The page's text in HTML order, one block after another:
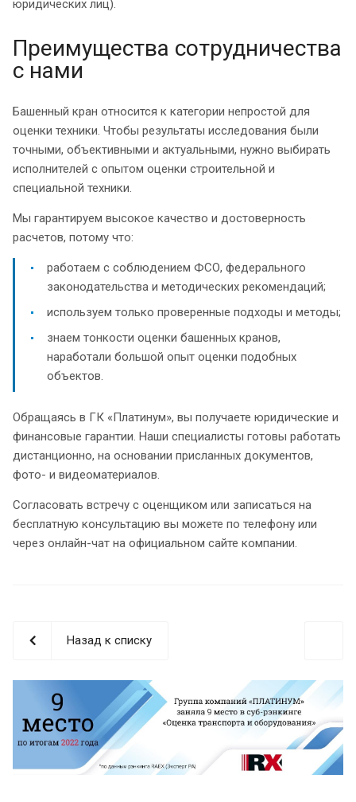
юридических лиц).
Преимущества сотрудничества
с нами
Башенный кран относится к категории непростой для
оценки техники. Чтобы результаты исследования были
точными, объективными и актуальными, нужно выбирать
исполнителей с опытом оценки строительной и
специальной техники.
Мы гарантируем высокое качество и достоверность
расчетов, потому что:
работаем с соблюдением ФСО, федерального
законодательства и методических рекомендаций;
используем только проверенные подходы и методы;
знаем тонкости оценки башенных кранов,
наработали большой опыт оценки подобных
объектов.
Обращаясь в ГК «Платинум», вы получаете юридические и
финансовые гарантии. Наши специалисты готовы работать
дистанционно, на основании присланных документов,
фото- и видеоматериалов.
Согласовать встречу с оценщиком или записаться на
бесплатную консультацию вы можете по телефону или
через онлайн-чат на официальном сайте компании.
Назад к списку